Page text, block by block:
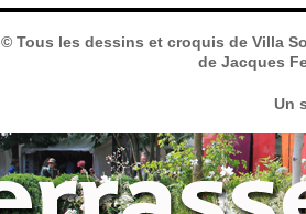
© Tous les dessins et croquis de Villa
de Jacques
Un